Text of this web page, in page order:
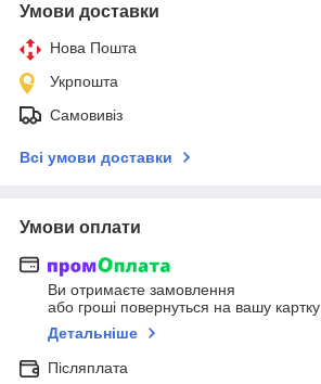
Умови доставки
Нова Пошта
Укрпошта
Самовивіз
Всі умови доставки
Умови оплати
Ви отримаєте замовлення
або гроші повернуться на вашу картку
Детальніше
Післяплата